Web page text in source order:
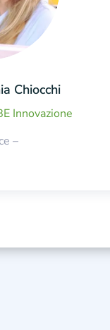
Chiocchi
Innovazione
–